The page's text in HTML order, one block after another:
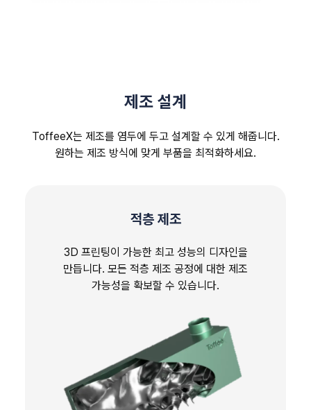
제조 설계
ToffeeX는 제조를 염두에 두고 설계할 수 있게 해줍니다.
원하는 제조 방식에 맞게 부품을 최적화하세요.
적층 제조
3D 프린팅이 가능한 최고 성능의 디자인을
만듭니다. 모든 적층 제조 공정에 대한 제조
가능성을 확보할 수 있습니다.